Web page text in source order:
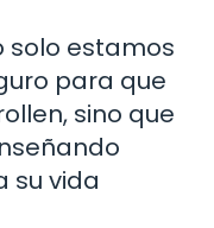
solo estamos
para que
sino que
su vida